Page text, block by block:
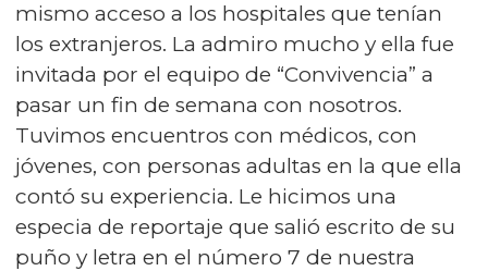
mismo acceso a los hospitales que tenían
los extranjeros. La admiro mucho y ella fue
invitada por el equipo de “Convivencia” a
pasar un fin de semana con nosotros.
Tuvimos encuentros con médicos, con
jóvenes, con personas adultas en la que ella
contó su experiencia. Le hicimos una
especia de reportaje que salió escrito de su
puño y letra en el número 7 de nuestra